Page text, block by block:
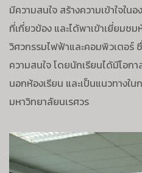
มีความสนใจ สร้างความเข้าใจใน
ที่เกี่ยวข้อง และได้พาเข้าเยี่ยมช
วิศวกรรมไฟฟ้าและคอมพิวเตอร์
ความสนใจ โดยนักเรียนได้มีโอก
นอกห้องเรียน และเป็นแนวทางใ
มหาวิทยาลัยนเรศวร